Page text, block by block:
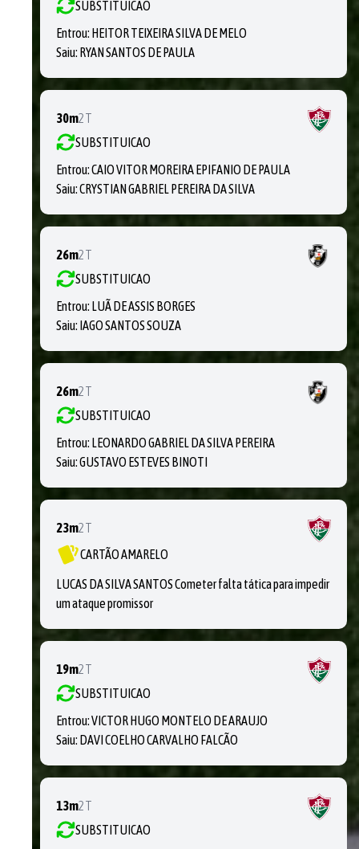
SUBSTITUICAO
Entrou: HEITOR TEIXEIRA SILVA DE MELO
Saiu: RYAN SANTOS DE PAULA
30m2T
SUBSTITUICAO
Entrou:CAIO VITOR MOREIRA EPIFANIO DE PAULA
Saiu:CRYSTIAN GABRIEL PEREIRA DA SILVA
26m2T
SUBSTITUICAO
Entrou: LUÃ DE ASSIS BORGES
Saiu: IAGO SANTOS SOUZA
26m2T
SUBSTITUICAO
Entrou: LEONARDO GABRIEL DA SILVA PEREIRA
Saiu:GUSTAVO ESTEVES BINOTI
23m2T
CARTÃO AMARELO
LUCAS DA SILVA SANTOS Cometer falta tática para impedir
um ataque promissor
19m2T
SUBSTITUICAO
Entrou:VICTOR HUGO MONTELO DE ARAUJO
Saiu: DAVI COELHO CARVALHO FALCÃO
13m2T
SUBSTITUICAO